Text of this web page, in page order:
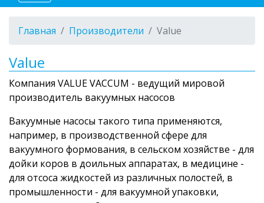
Главная Производители Value
Value
Компания VALUE VACCUM - ведущий мировой
производитель вакуумных насосов
Вакуумные насосы такого типа применяются,
например, в производственной сфере для
вакуумного формования, в сельском хозяйстве - для
дойки коров в доильных аппаратах, в медицине -
для отсоса жидкостей из различных полостей, в
промышленности - для вакуумной упаковки,